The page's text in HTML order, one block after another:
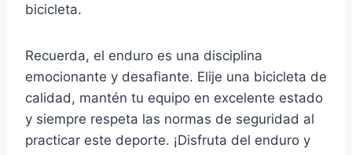
bicicleta.
Recuerda, el enduro es una disciplina
emocionante y desafiante. Elije una bicicleta de
calidad, mantén tu equipo en excelente estado
y siempre respeta las normas de seguridad al
practicar este deporte. ¡Disfruta del enduro y